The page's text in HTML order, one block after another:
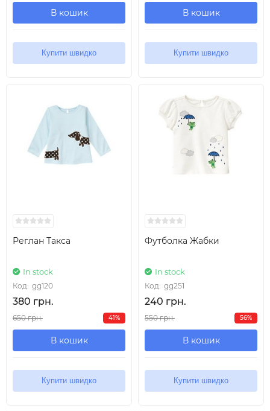
В кошик
Купити швидко
В кошик
Купити швидко
Реглан Такса
In stock
Код: gg120
380 грн.
650 грн. 41%
В кошик
Купити швидко
Футболка Жабки
In stock
Код: gg251
240 грн.
550 грн. 56%
В кошик
Купити швидко